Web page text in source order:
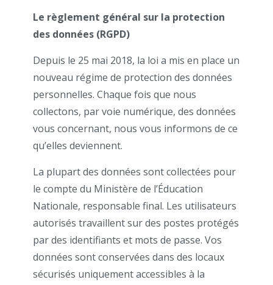
Le règlement général sur la protection
des données (RGPD)
Depuis le 25 mai 2018, la loi a mis en place un
nouveau régime de protection des données
personnelles. Chaque fois que nous
collectons, par voie numérique, des données
vous concernant, nous vous informons de ce
qu’elles deviennent.
La plupart des données sont collectées pour
le compte du Ministère de l’Éducation
Nationale, responsable final. Les utilisateurs
autorisés travaillent sur des postes protégés
par des identifiants et mots de passe. Vos
données sont conservées dans des locaux
sécurisés uniquement accessibles à la